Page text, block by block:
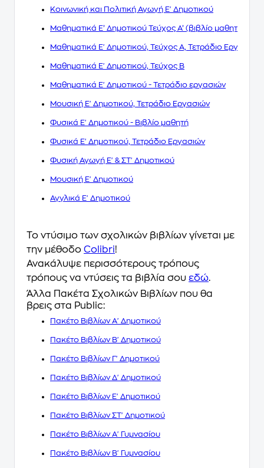
Κοινωνική και Πολιτική Αγωγή Ε' Δημοτικού
Μαθηματικά Ε’ Δημοτικού Τεύχος Α’ (βιβλίο μαθητή)
Μαθηματικά Ε' Δημοτικού, Τεύχος Α, Τετράδιο Εργασιών
Μαθηματικά Ε' Δημοτικού, Τεύχος Β
Μαθηματικά Ε' Δημοτικού - Τετράδιο εργασιών
Μουσική Ε' Δημοτικού, Τετράδιο Εργασιών
Φυσικά Ε' Δημοτικού - Βιβλίο μαθητή
Φυσικά Ε' Δημοτικού, Τετράδιο Εργασιών
Φυσική Αγωγή Ε' & ΣΤ' Δημοτικού
Μουσική Ε' Δημοτικού
Αγγλικά Ε' Δημοτικού
Το ντύσιμο των σχολικών βιβλίων γίνεται με
την μέθοδο Colibri!
Ανακάλυψε περισσότερους τρόπους
τρόπους να ντύσεις τα βιβλία σου εδώ.
Άλλα Πακέτα Σχολικών Βιβλίων που θα
βρεις στα Public:
Πακέτο Βιβλίων A' Δημοτικού
Πακέτο Βιβλίων Β' Δημοτικού
Πακέτο Βιβλίων Γ' Δημοτικού
Πακέτο Βιβλίων Δ' Δημοτικού
Πακέτο Βιβλίων Ε' Δημοτικού
Πακέτο Βιβλίων ΣΤ' Δημοτικού
Πακέτο Βιβλίων Α' Γυμνασίου
Πακέτο Βιβλίων Β' Γυμνασίου